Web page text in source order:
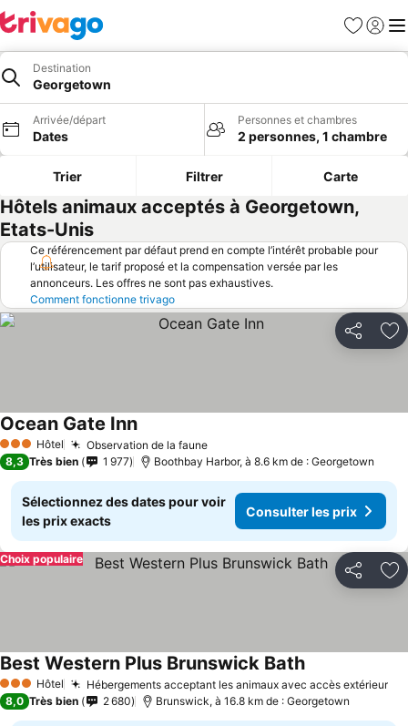
Favoris
Se
Destination
Georgetown
Arrivée/départ
Dates
Personnes et chambres
2 personnes, 1 chambre
Trier Filtrer Carte
Hôtels animaux acceptés à Georgetown,
Etats-Unis
Ce référencement par défaut prend en compte l’intérêt probable pour
l’utilisateur, le tarif proposé et la compensation versée par les
annonceurs. Les offres ne sont pas exhaustives.
Comment fonctionne trivago
Partager
3 ÉtoilesHôtel Observation de la faune
Ocean Gate Inn
8,3 Très bien 1 977 Boothbay Harbor, à 8.6 km de : Georgetown
Sélectionnez des dates pour voir
les prix exacts
Consulter les prix
Partager
Choix populaire
3 ÉtoilesHôtel Hébergements acceptant les animaux avec accès extérieur
Best Western Plus Brunswick Bath
8,0 Très bien 2 680 Brunswick, à 16.8 km de : Georgetown